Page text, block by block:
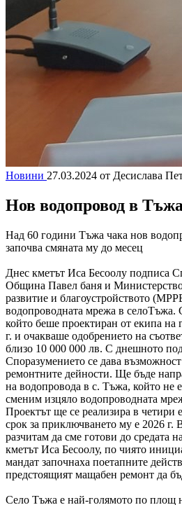
Новини 27.03.2024 от Десислава
Нов водопровод в Тъжа
Над 60 години Тъжа чака нов
започва смяната му до месец
Днес кметът Иса Бесоолу подписа
Община Павел баня и
развитие и благоустройството
водопроводната мрежа в селоТъжа.
който беше проектиран от екипа на
г. и очакваше одобрението на
близо 10 000 000 лв. С днешното
Споразумението се дава възможност
ремонтните дейности. Ще бъде
на водопровода в с. Тъжа, който не
сменим изцяло водопроводната
Проектът ще се реализира в четири
срок за приключването му е 2026 г.
разчитам да сме готови до средата
кметът Иса Бесоолу, по чиято
мандат започнаха поетапните
предстоящият мащабен ремонт да
Село Тъжа е най-голямото по площ